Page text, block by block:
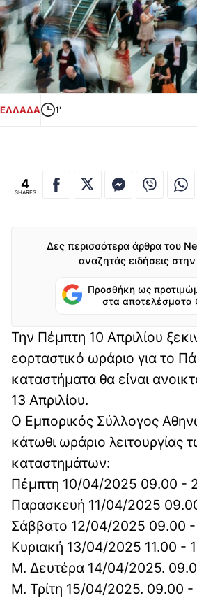
ΕΛΛΑΔΑ 1'
4
SHARES
Δες περισσότερα άρθρα του
αναζητάς ειδήσεις
Προσθήκη ως
στα αποτελέσματα
Την Πέμπτη 10 Απριλίου
εορταστικό ωράριο για το
καταστήματα θα είναι
13 Απριλίου.
Ο Εμπορικός Σύλλογος
κάτωθι ωράριο λειτουργίας
καταστημάτων:
Πέμπτη 10/04/2025 09.00 -
Παρασκευή 11/04/2025
Σάββατο 12/04/2025 09.00 -
Κυριακή 13/04/2025 11.00 -
Μ. Δευτέρα 14/04/2025.
Μ. Τρίτη 15/04/2025. 09.00 -